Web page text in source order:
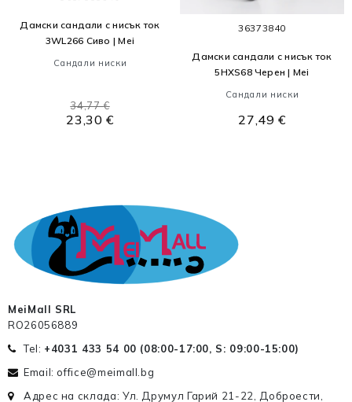
Дамски сандали с нисък ток
3WL266 Сиво | Mei
Сандали ниски
23,30 €
34,77 €
36373840
Дамски сандали с нисък ток
5HXS68 Черен | Mei
Сандали ниски
27,49 €
MeiMall SRL
RO26056889
Tel: +4031 433 54 00 (08:00-17:00, S: 09:00-15:00)
Email: office@meimall.bg
Адрес на склада: Ул. Друмул Гарий 21-22, Доброести,